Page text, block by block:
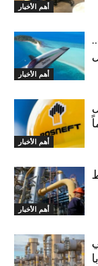
أهم الأخبار
أهم الأخبار
أهم الأخبار
أهم الأخبار